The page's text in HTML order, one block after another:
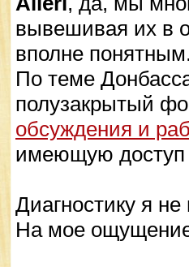
вывешивая их в
вполне
По теме
полузакрытый
обсуждения и
имеющую доступ
Диагностику я
На мое